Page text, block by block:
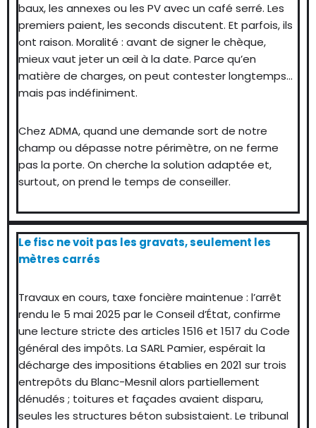
baux, les annexes ou les PV avec un café serré. Les
premiers paient, les seconds discutent. Et parfois, ils
ont raison. Moralité : avant de signer le chèque,
mieux vaut jeter un œil à la date. Parce qu’en
matière de charges, on peut contester longtemps…
mais pas indéfiniment.
Chez ADMA, quand une demande sort de notre
champ ou dépasse notre périmètre, on ne ferme
pas la porte. On cherche la solution adaptée et,
surtout, on prend le temps de conseiller.
Le fisc ne voit pas les gravats, seulement les
mètres carrés
Travaux en cours, taxe foncière maintenue : l’arrêt
rendu le 5 mai 2025 par le Conseil d’État, confirme
une lecture stricte des articles 1516 et 1517 du Code
général des impôts. La SARL Pamier, espérait la
décharge des impositions établies en 2021 sur trois
entrepôts du Blanc-Mesnil alors partiellement
dénudés ; toitures et façades avaient disparu,
seules les structures béton subsistaient. Le tribunal